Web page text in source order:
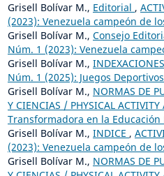
Grisell Bolívar M., Editorial ,
(2023): Venezuela campeón de
Grisell Bolívar M., Consejo
Núm. 1 (2023): Venezuela
Grisell Bolívar M., INDEXACIONES
Núm. 1 (2025): Juegos
Grisell Bolívar M., NORMAS DE
Y CIENCIAS / PHYSICAL
Transformadora en la Educación
Grisell Bolívar M., INDICE ,
(2023): Venezuela campeón de
Grisell Bolívar M., NORMAS DE